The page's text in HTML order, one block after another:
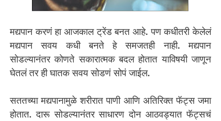
मद्यपान करणं हा आजकाल ट्रेंड बनत आहे. पण कधीतरी केलेलं
मद्यपान सवय कधी बनते हे समजतही नाही. मद्यपान
सोडल्यानंतर कोणते सकारात्मक बदल होतात याविषयी जाणून
घेतलं तर ही घातक सवय सोडणं सोपं जाईल.
सततच्या मद्यपानामुळे शरीरात पाणी आणि अतिरिक्त फॅट्स जमा
होतात. दारू सोडल्यानंतर साधारण दोन आठवड्यात फॅट्सचं